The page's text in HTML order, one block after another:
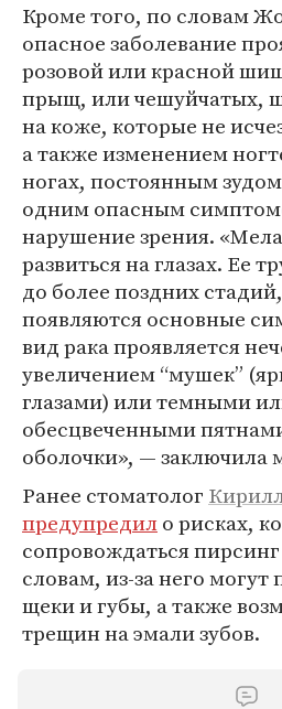
Кроме того, по словам
опасное заболевание
розовой или красной
прыщ, или чешуйчатых,
на коже, которые не
а также изменением
ногах, постоянным
одним опасным
нарушение зрения.
развиться на глазах. Ее
до более поздних
появляются основные
вид рака проявляется
увеличением “мушек”
глазами) или темными
обесцвеченными
оболочки», — заключила
Ранее стоматолог
предупредило рисках,
сопровождаться
словам, из-за него могут
щеки и губы, а также
трещин на эмали зубов.